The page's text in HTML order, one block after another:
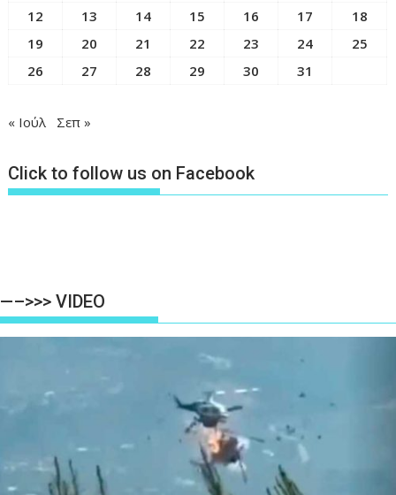
12
13 14 15 16 17
18
19
20 21 22 23 24
25
26
27 28 29 30 31
« Ιούλ Σεπ »
Click to follow us on Facebook
—–>>> VIDEO